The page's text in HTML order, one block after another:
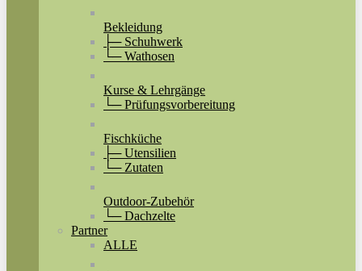
Bekleidung
├─ Schuhwerk
└─ Wathosen
Kurse & Lehrgänge
└─ Prüfungsvorbereitung
Fischküche
├─ Utensilien
└─ Zutaten
Outdoor-Zubehör
└─ Dachzelte
Partner
ALLE